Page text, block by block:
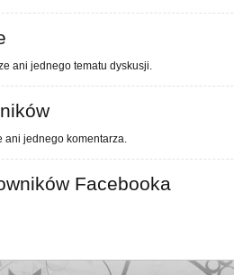
ani jednego tematu dyskusji.
ani jednego komentarza.
Facebooka